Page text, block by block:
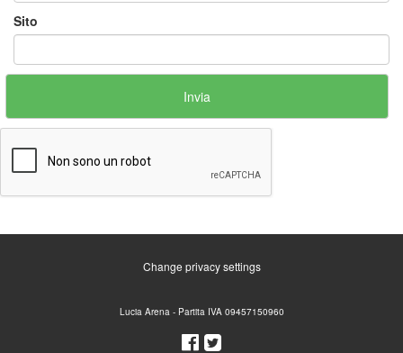
Sito
Change privacy settings
Lucia Arena - Partita IVA 09457150960